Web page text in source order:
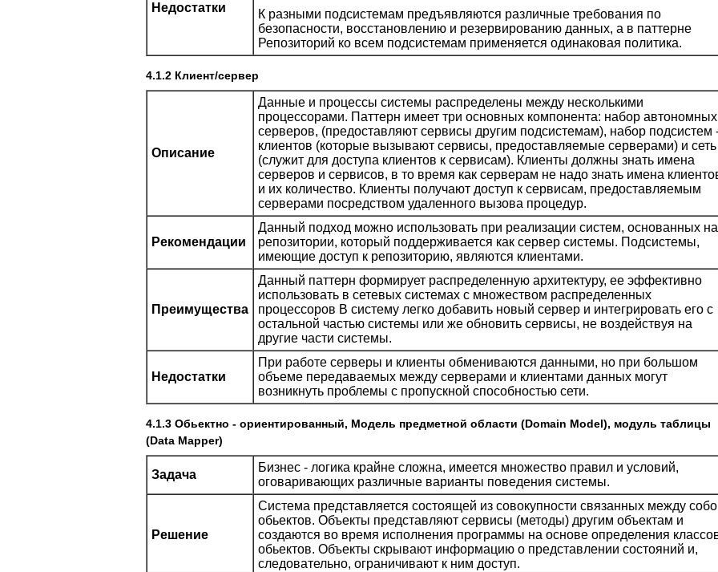
Недостатки
К разными подсистемам предъявляются различные требования по
безопасности, восстановлению и резервированию данных, а в паттерне
Репозиторий ко всем подсистемам применяется одинаковая политика.
4.1.2 Клиент/сервер
Описание
Данные и процессы системы распределены между несколькими
процессорами. Паттерн имеет три основных компонента: набор автономных
серверов, (предоставляют сервисы другим подсистемам), набор подсистем
клиентов (которые вызывают сервисы, предоставляемые серверами) и сеть
(служит для доступа клиентов к сервисам). Клиенты должны знать имена
серверов и сервисов, в то время как серверам не надо знать имена
и их количество. Клиенты получают доступ к сервисам, предоставляемым
серверами посредством удаленного вызова процедур.
Рекомендации
Данный подход можно использовать при реализации систем, основанных на
репозитории, который поддерживается как сервер системы. Подсистемы,
имеющие доступ к репозиторию, являются клиентами.
Преимущества
Данный паттерн формирует распределенную архитектуру, ее эффективно
использовать в сетевых системах с множеством распределенных
процессоров В систему легко добавить новый сервер и интегрировать его с
остальной частью системы или же обновить сервисы, не воздействуя на
другие части системы.
Недостатки
При работе серверы и клиенты обмениваются данными, но при большом
объеме передаваемых между серверами и клиентами данных могут
возникнуть проблемы с пропускной способностью сети.
4.1.3 Обьектно - ориентированный, Модель предметной области (Domain Model), модуль таблицы
(Data Mapper)
Задача
Бизнес - логика крайне сложна, имеется множество правил и условий,
оговаривающих различные варианты поведения системы.
Решение
Система представляется состоящей из совокупности связанных между
обьектов. Объекты представляют сервисы (методы) другим объектам и
создаются во время исполнения программы на основе определения
обьектов. Объекты скрывают информацию о представлении состояний и,
следовательно, ограничивают к ним доступ.